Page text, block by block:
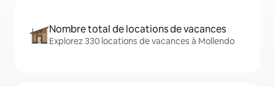
Nombre total de locations de vacances
Explorez 330 locations de vacances à Mollendo